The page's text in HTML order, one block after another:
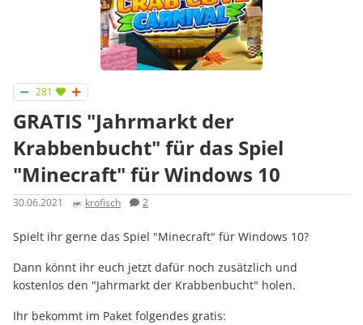
281
GRATIS "Jahrmarkt der
Krabbenbucht" für das Spiel
"Minecraft" für Windows 10
30.06.2021 krofisch 2
Spielt ihr gerne das Spiel "Minecraft" für Windows 10?
Dann könnt ihr euch jetzt dafür noch zusätzlich und
kostenlos den "Jahrmarkt der Krabbenbucht" holen.
Ihr bekommt im Paket folgendes gratis: